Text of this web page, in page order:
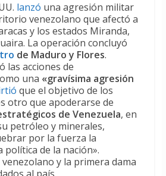
lanzó una agresión militar
venezolano que afectó a
y los estados Miranda,
La operación concluyó
de Maduro y Flores.
las acciones de
una «gravísima agresión
que el objetivo de los
otro que apoderarse de
de Venezuela, en
petróleo y minerales,
por la fuerza la
política de la nación».
y la primera dama